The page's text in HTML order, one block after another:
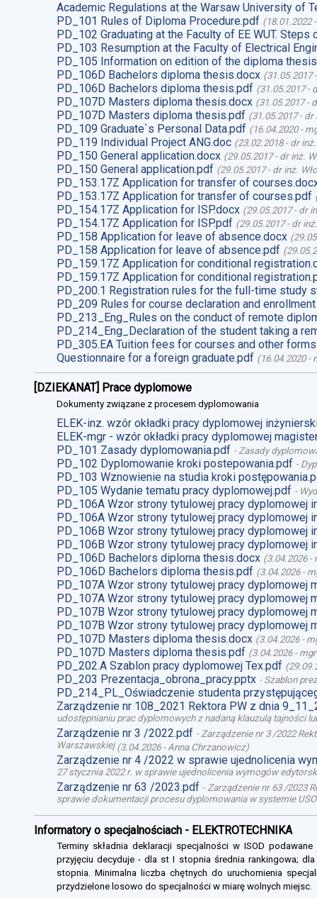
Academic Regulations at the Warsaw University of
PD_101 Rules of Diploma Procedure.pdf (18.01.2022
PD_102 Graduating at the Faculty of EE WUT.
PD_103 Resumption at the Faculty of Electrical
PD_105 Information on edition of the diploma
PD_106D Bachelors diploma thesis.docx (31.05.2017
PD_106D Bachelors diploma thesis.pdf (31.05.2017-
PD_107D Masters diploma thesis.docx (31.05.2017-
PD_107D Masters diploma thesis.pdf (31.05.2017- dr
PD_109 Graduate`s Personal Data.pdf (16.04.2020-
PD_119 Individual Project ANG.doc (23.02.2018- dr
PD_150 General application.docx (29.05.2017- dr inż.
PD_150 General application.pdf (29.05.2017- dr inż.
PD_153.17Z Application for transfer of
PD_153.17Z Application for transfer of courses.pdf
PD_154.17Z Application for ISP.docx (29.05.2017- dr
PD_154.17Z Application for ISP.pdf (29.05.2017- dr
PD_158 Application for leave of absence.docx (
PD_158 Application for leave of absence.pdf (
PD_159.17Z Application for conditional
PD_159.17Z Application for conditional
PD_200.1 Registration rules for the full-time study
PD_209 Rules for course declaration and
PD_213_Eng_Rules on the conduct of remote
PD_214_Eng_Declaration of the student taking a
PD_305.EA Tuition fees for courses and other
Questionnaire for a foreign graduate.pdf (16.04.2020-
[DZIEKANAT] Prace dyplomowe
Dokumenty związane z procesem dyplomowania
ELEK-inz. wzór okładki pracy dyplomowej
ELEK-mgr - wzór okładki pracy dyplomowej
PD_101 Zasady dyplomowania.pdf - Zasady
PD_102 Dyplomowanie kroki postepowania.pdf -
PD_103 Wznowienie na studia kroki
PD_105 Wydanie tematu pracy dyplomowej.pdf -
PD_106A Wzor strony tytulowej pracy dyplomowej
PD_106A Wzor strony tytulowej pracy dyplomowej
PD_106B Wzor strony tytulowej pracy dyplomowej
PD_106B Wzor strony tytulowej pracy dyplomowej
PD_106D Bachelors diploma thesis.docx (3.04.2026-
PD_106D Bachelors diploma thesis.pdf (3.04.2026-
PD_107A Wzor strony tytulowej pracy dyplomowej
PD_107A Wzor strony tytulowej pracy dyplomowej
PD_107B Wzor strony tytulowej pracy dyplomowej
PD_107B Wzor strony tytulowej pracy dyplomowej
PD_107D Masters diploma thesis.docx (3.04.2026-
PD_107D Masters diploma thesis.pdf (3.04.2026-
PD_202.A Szablon pracy dyplomowej Tex.pdf (
PD_203 Prezentacja_obrona_pracy.pptx - Szablon
PD_214_PL_Oświadczenie studenta
Zarządzenie nr 108_2021 Rektora PW z dnia
udostępnianiu prac dyplomowych z nadaną klauzulą tajności
Zarządzenie nr 3 /2022.pdf - Zarządzenie nr 3 /2022
Warszawskiej(3.04.2026- Anna Chrzanowicz)
Zarządzenie nr 4 /2022 w sprawie ujednolicenia
27 stycznia 2022 r. w sprawie ujednolicenia wymogów
Zarządzenie nr 63 /2023.pdf - Zarządzenie nr 63 /2023
sprawie dokumentacji procesu dyplomowania w systemie
Informatory o specjalnościach - ELEKTROTECHNIKA
Terminy składnia deklaracji specjalności w ISOD
przyjęciu decyduje - dla st I stopnia średnia rankingowa;
stopnia. Minimalna liczba chętnych do uruchomienia
przydzielone losowo do specjalności w miarę wolnych miejsc.